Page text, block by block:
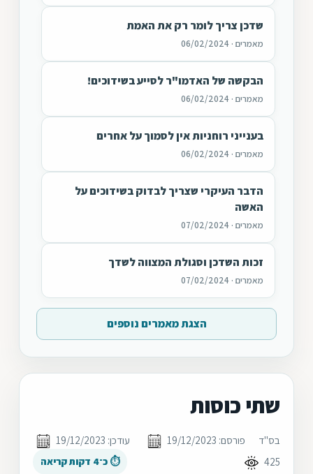
שדכן צריך לומר רק את האמת
מאמרים · 06/02/2024
הבקשה של האדמו"ר לסייע בשידוכים!
מאמרים · 06/02/2024
בענייני רוחניות אין לסמוך על אחרים
מאמרים · 06/02/2024
הדבר העיקרי שצריך לבדוק בשידוכים על
האשה
מאמרים · 07/02/2024
זכות השדכן וסגולת המצווה לשדך
מאמרים · 07/02/2024
הצגת מאמרים נוספים
שתי כוסות
בס"ד פורסם: 19/12/2023
עודכן: 19/12/2023
425
⏱ כ־4 דקות קריאה